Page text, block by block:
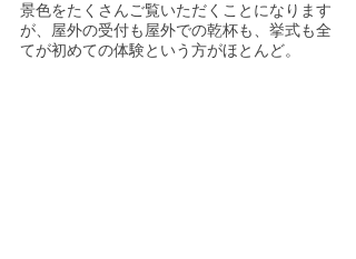
景色をたくさんご覧いただくことになります
が、屋外の受付も屋外での乾杯も、挙式も全
てが初めての体験という方がほとんど。